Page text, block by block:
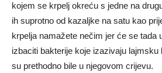
kojem se krpelj okreću s jedne na
ih suprotno od kazaljke na satu kao
krpelja namažete nečim jer će se tada
izbaciti bakterije koje izazivaju lajmsku
su prethodno bile u njegovom crijevu.